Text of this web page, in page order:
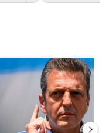
"Milei despidió a Jorge
artículo de tendencia